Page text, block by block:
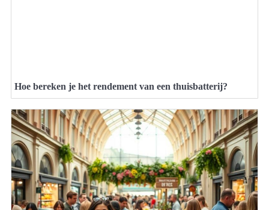
Hoe bereken je het rendement van een thuisbatterij?